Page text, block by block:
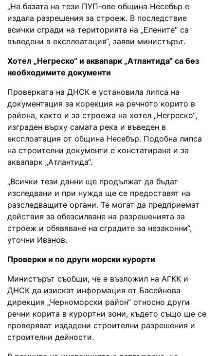
„На базата на тези ПУП-ове община Несебър е
издала разрешения за строеж. В последствие
всички сгради на територията на „Елените“ са
въведени в експлоатация“, заяви министърът.
Хотел „Негреско“ и аквапарк „Атлантида“ са без
необходимите документи
Проверката на ДНСК е установила липса на
документация за корекция на речното корито в
района, както и за строежа на хотел „Негреско“,
изграден върху самата река и въведен в
експлоатация от община Несебър. Подобна липса
на строителни документи е констатирана и за
аквапарк „Атлантида“.
„Всички тези данни ще продължат да бъдат
изследвани и при нужда ще се предоставят на
разследващите органи. Те могат да предприемат
действия за обезсилване на разрешенията за
строеж и обявяване на сградите за незаконни“,
уточни Иванов.
Проверки и по други морски курорти
Министърът съобщи, че е възложил на АГКК и
ДНСК да изискат информация от Басейнова
дирекция „Черноморски район“ относно други
речни корита в курортни зони, където също ще се
проверяват издадени строителни разрешения и
строителни дейности.